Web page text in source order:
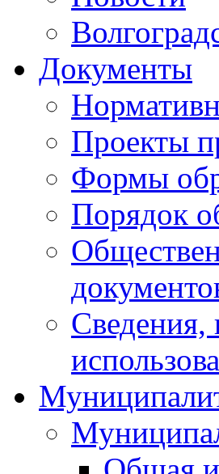
Документы
Проекты
Формы
Порядок
Сведения,